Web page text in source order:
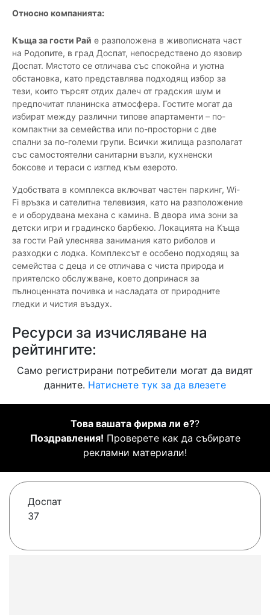
Относно компанията:
Къща за гости Рай е разположена в живописната част
на Родопите, в град Доспат, непосредствено до язовир
Доспат. Мястото се отличава със спокойна и уютна
обстановка, като представлява подходящ избор за
тези, които търсят отдих далеч от градския шум и
предпочитат планинска атмосфера. Гостите могат да
избират между различни типове апартаменти – по-
компактни за семейства или по-просторни с две
спални за по-големи групи. Всички жилища разполагат
със самостоятелни санитарни възли, кухненски
боксове и тераси с изглед към езерото.
Удобствата в комплекса включват частен паркинг, Wi-
Fi връзка и сателитна телевизия, като на разположение
е и оборудвана механа с камина. В двора има зони за
детски игри и градинско барбекю. Локацията на Къща
за гости Рай улеснява занимания като риболов и
разходки с лодка. Комплексът е особено подходящ за
семейства с деца и се отличава с чиста природа и
приятелско обслужване, което допринася за
пълноценната почивка и насладата от природните
гледки и чистия въздух.
Ресурси за изчисляване на
рейтингите:
Само регистрирани потребители могат да видят
данните. Натиснете тук за да влезете
Това вашата фирма ли е??
Поздравления! Проверете как да събирате
рекламни материали!
Доспат
37